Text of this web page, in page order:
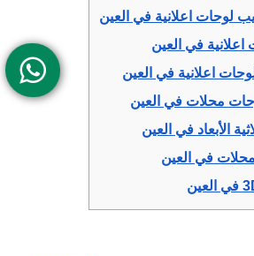
لوحات اعلانية في العين
في العين
اعلانية في العين
محلات في العين
الأبعاد في العين
في العين